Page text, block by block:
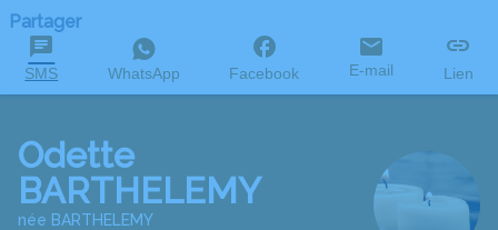
Partager
SMS WhatsApp Facebook E-mail Lien
Odette
BARTHELEMY
née BARTHELEMY